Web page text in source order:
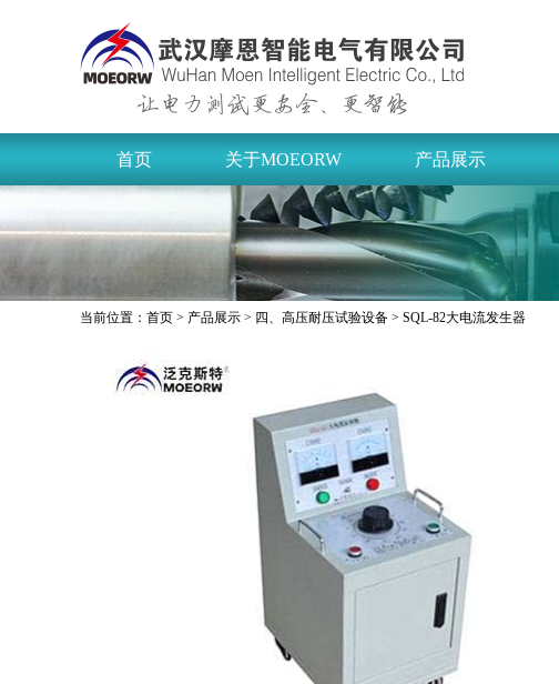
首页 关于MOEORW 产品展示
当前位置： 首页 > 产品展示 > 四、高压耐压试验设备 > SQL-82大电流发生器